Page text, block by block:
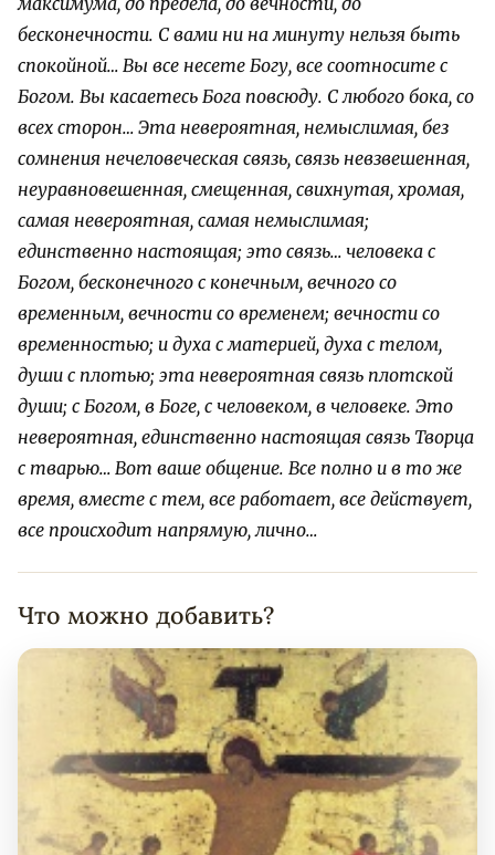
бесконечности. С вами ни на минуту нельзя быть
спокойной… Вы все несете Богу, все соотносите с
Богом. Вы касаетесь Бога повсюду. С любого бока, со
всех сторон… Эта невероятная, немыслимая, без
сомнения нечеловеческая связь, связь невзвешенная,
неуравновешенная, смещенная, свихнутая, хромая,
самая невероятная, самая немыслимая;
единственно настоящая; это связь… человека с
Богом, бесконечного с конечным, вечного со
временным, вечности со временем; вечности со
временностью; и духа с материей, духа с телом,
души с плотью; эта невероятная связь плотской
души; с Богом, в Боге, с человеком, в человеке. Это
невероятная, единственно настоящая связь Творца
с тварью… Вот ваше общение. Все полно и в то же
время, вместе с тем, все работает, все действует,
все происходит напрямую, лично…
Что можно добавить?